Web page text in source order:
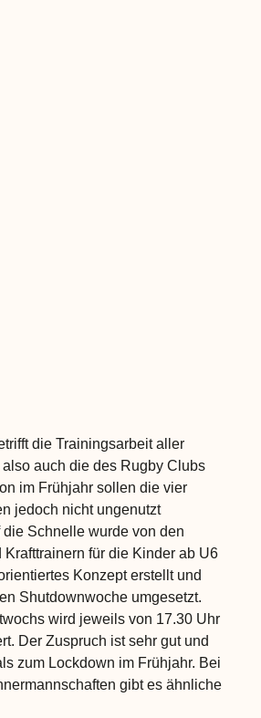
die Trainingsarbeit aller
auch die des Rugby Clubs
im Frühjahr sollen die vier
jedoch nicht ungenutzt
die Schnelle wurde von den
Krafttrainern für die Kinder ab U6
Konzept erstellt und
Shutdownwoche umgesetzt.
wird jeweils von 17.30 Uhr
Der Zuspruch ist sehr gut und
zum Lockdown im Frühjahr. Bei
gibt es ähnliche